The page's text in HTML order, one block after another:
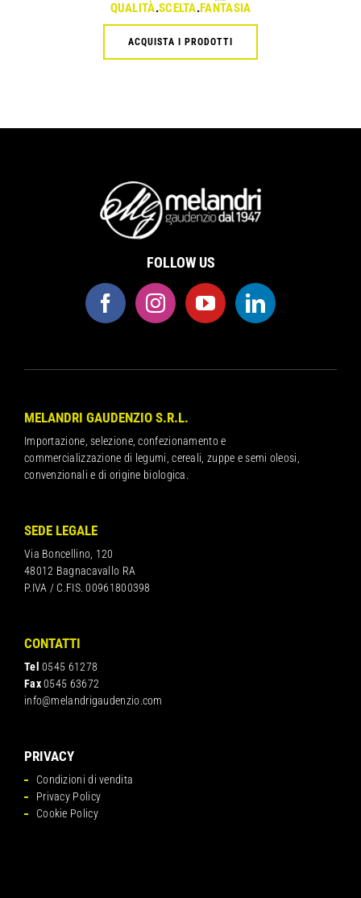
QUALITÀ.SCELTA.FANTASIA
ACQUISTA I PRODOTTI
FOLLOW US
MELANDRI GAUDENZIO S.R.L.
Importazione, selezione, confezionamento e
commercializzazione di legumi, cereali, zuppe e semi oleosi,
convenzionali e di origine biologica.
SEDE LEGALE
Via Boncellino, 120
48012 Bagnacavallo RA
P.IVA / C.FIS. 00961800398
CONTATTI
Tel 0545 61278
Fax0545 63672
info@melandrigaudenzio.com
PRIVACY
Condizioni di vendita
Privacy Policy
Cookie Policy